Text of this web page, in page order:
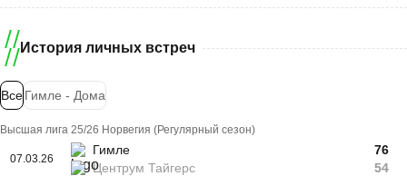
История личных встреч
ВсеГимле - Дома
Высшая лига 25/26 Норвегия (Регулярный сезон)
07.03.26
Гимле
Центрум Тайгерс
76
54